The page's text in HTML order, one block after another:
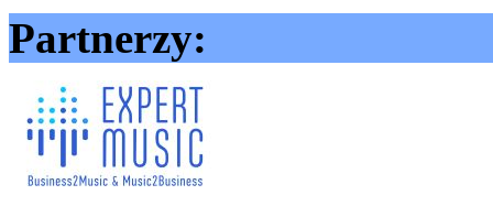
Partnerzy: